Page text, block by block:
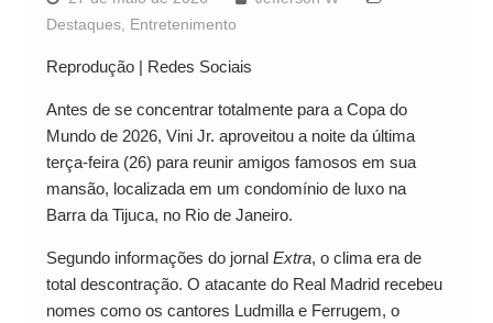
Destaques, Entretenimento
Reprodução | Redes Sociais
Antes de se concentrar totalmente para a Copa do
Mundo de 2026, Vini Jr. aproveitou a noite da última
terça-feira (26) para reunir amigos famosos em sua
mansão, localizada em um condomínio de luxo na
Barra da Tijuca, no Rio de Janeiro.
Segundo informações do jornal Extra, o clima era de
total descontração. O atacante do Real Madrid recebeu
nomes como os cantores Ludmilla e Ferrugem, o